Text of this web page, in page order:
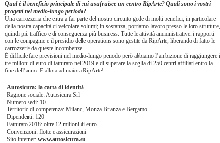
Qual è il beneficio principale di cui usufruisce un centro RipArte? Quali sono i vostri
progetti nel medio-lungo periodo?
Una carrozzeria che entra a far parte del nostro circuito gode di molti benefici, in particolare
della nostra capacità di veicolare volumi; in sostanza, portiamo lavoro presso le loro strutture,
quindi più traffico e di conseguenza più business. Tutte le attività amministrative, i rapporti
con le compagnie e il presidio delle operations sono gestite da RipArte, liberando di fatto le
carrozzerie da queste incombenze.
È difficile fare previsioni nel medio-lungo periodo però abbiamo l’ambizione di raggiungere i
tre milioni di euro di fatturato nel 2019 e di superare la soglia di 250 centri affiliati entro la
fine dell’anno. E allora ad maiora RipArte!
Autosicura: la carta di identità
Ragione sociale: Autosicura Srl
Numero sedi: 10
Territorio di competenza: Milano, Monza Brianza e Bergamo
Dipendenti: 120
Fatturato 2018: oltre 12 milioni di euro
Convenzioni: flotte e assicurazioni
Sito internet: www.autosicura.eu